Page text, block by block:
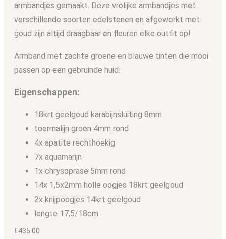
armbandjes gemaakt. Deze vrolijke armbandjes met
verschillende soorten edelstenen en afgewerkt met
goud zijn altijd draagbaar en fleuren elke outfit op!
Armband met zachte groene en blauwe tinten die mooi
passen op een gebruinde huid.
Eigenschappen:
18krt geelgoud karabijnsluiting 8mm
toermalijn groen 4mm rond
4x apatite rechthoekig
7x aquamarijn
1x chrysoprase 5mm rond
14x 1,5x2mm holle oogjes 18krt geelgoud
2x knijpoogjes 14krt geelgoud
lengte 17,5/18cm
€435.00